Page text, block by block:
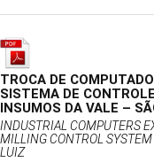
TROCA DE
SISTEMA DE
INSUMOS DA VALE –
INDUSTRIAL COMPUTERS
MILLING CONTROL SYSTEM
LUIZ